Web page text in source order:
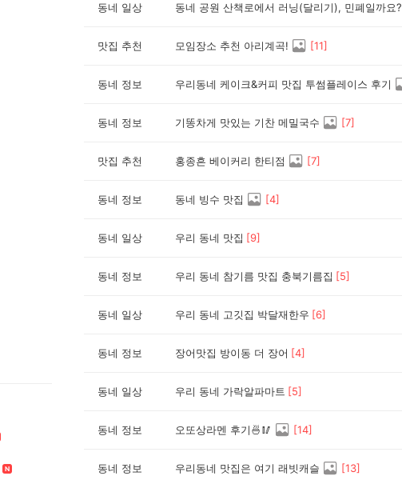
동네 일상 동네 공원 산책로에서 러닝(달리기), 민폐일까요?
맛집 추천 모임장소 추천 아리계곡! [11]
동네 정보 우리동네 케이크&커피 맛집 투썸플레이스 후기
동네 정보 기똥차게 맛있는 기찬 메밀국수 [7]
맛집 추천 홍종흔 베이커리 한티점 [7]
동네 정보 동네 빙수 맛집 [4]
동네 일상 우리 동네 맛집 [9]
동네 정보 우리 동네 참기름 맛집 충북기름집 [5]
동네 일상 우리 동네 고깃집 박달재한우 [6]
동네 정보 장어맛집 방이동 더 장어 [4]
동네 일상 우리 동네 가락알파마트 [5]
동네 정보 오또상라멘 후기🍜🥢 [14]
동네 정보 우리동네 맛집은 여기 래빗캐슬 [13]